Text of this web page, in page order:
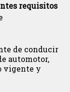
requisitos
de conducir
automotor,
vigente y